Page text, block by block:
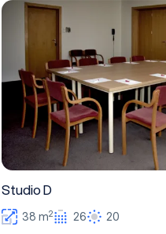
Studio D
Studio D
38 m2 26 20